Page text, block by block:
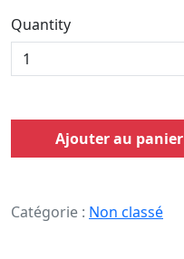
Quantity
Ajouter au panier
Catégorie : Non classé